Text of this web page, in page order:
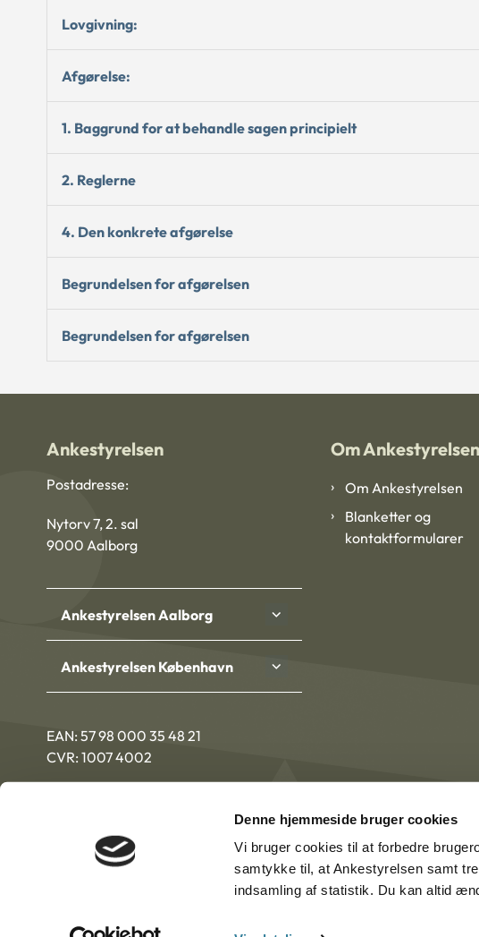
Denne hjemmeside bruger cookies
Vi bruger cookies til at forbedre
samtykke til, at Ankestyrelsen samt
indsamling af statistik. Du kan altid
Lovgivning:
Afgørelse:
1. Baggrund for at behandle sagen principielt
2. Reglerne
4. Den konkrete afgørelse
Begrundelsen for afgørelsen
Begrundelsen for afgørelsen
Ankestyrelsen
Postadresse:
Nytorv 7, 2. sal
9000 Aalborg
Ankestyrelsen Aalborg
Ankestyrelsen København
EAN: 57 98 000 35 48 21
CVR: 1007 4002
Om Ankestyrelsen
Om Ankestyrelsen
Blanketter og
kontaktformularer